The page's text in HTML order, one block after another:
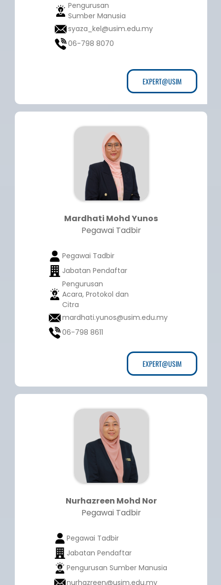
Pengurusan
Sumber Manusia
syaza_kel@usim.edu.my
06-798 8070
EXPERT@USIM
Mardhati Mohd Yunos
Pegawai Tadbir
Pegawai Tadbir
Jabatan Pendaftar
Pengurusan
Acara, Protokol dan
Citra
mardhati.yunos@usim.edu.my
06-798 8611
EXPERT@USIM
Nurhazreen Mohd Nor
Pegawai Tadbir
Pegawai Tadbir
Jabatan Pendaftar
Pengurusan Sumber Manusia
nurhazreen@usim.edu.my